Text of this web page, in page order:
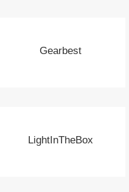
Gearbest
LightInTheBox